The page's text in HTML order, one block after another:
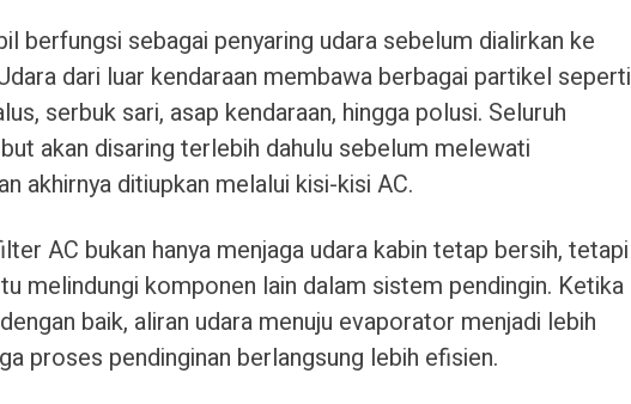
berfungsi sebagai penyaring udara sebelum dialirkan ke
dari luar kendaraan membawa berbagai partikel seperti
serbuk sari, asap kendaraan, hingga polusi. Seluruh
akan disaring terlebih dahulu sebelum melewati
akhirnya ditiupkan melalui kisi-kisi AC.
AC bukan hanya menjaga udara kabin tetap bersih, tetapi
melindungi komponen lain dalam sistem pendingin. Ketika
baik, aliran udara menuju evaporator menjadi lebih
proses pendinginan berlangsung lebih efisien.